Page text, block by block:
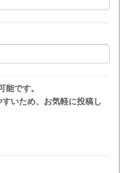
です。
いため、お気軽に投稿し